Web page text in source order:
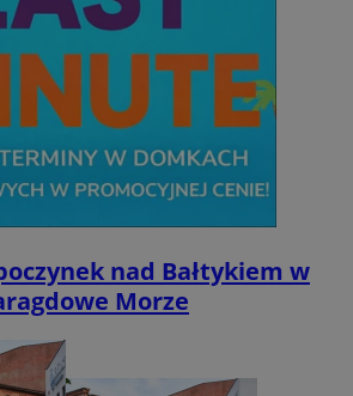
nad Bałtykiem w
Morze